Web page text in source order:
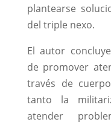
plantearse
del triple nexo.
El autor
de promover
través de
tanto la
atender